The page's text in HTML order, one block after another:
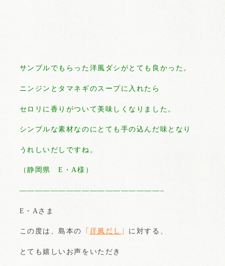
サンプルでもらった洋風ダシがとても良かった。
ニンジンとタマネギのスープに入れたら
セロリに香りがついて美味しくなりました。
シンプルな素材なのにとても手の込んだ味となり
うれしいだしですね。
（静岡県 E・A様）
——————————————————–
E・Aさま
この度は、島本の 洋風だし に対する、
とても嬉しいお声をいただき